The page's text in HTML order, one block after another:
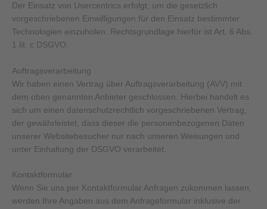
Der Einsatz von Usercentrics erfolgt, um die gesetzlich
vorgeschriebenen Einwilligungen für den Einsatz bestimmter
Technologien einzuholen. Rechtsgrundlage hierfür ist Art. 6 Abs.
1 lit. c DSGVO.
Auftragsverarbeitung
Wir haben einen Vertrag über Auftragsverarbeitung (AVV) mit
dem oben genannten Anbieter geschlossen. Hierbei handelt es
sich um einen datenschutzrechtlich vorgeschriebenen Vertrag,
der gewährleistet, dass dieser die personenbezogenen Daten
unserer Websitebesucher nur nach unseren Weisungen und
unter Einhaltung der DSGVO verarbeitet.
Kontaktformular
Wenn Sie uns per Kontaktformular Anfragen zukommen lassen,
werden Ihre Angaben aus dem Anfrageformular inklusive der